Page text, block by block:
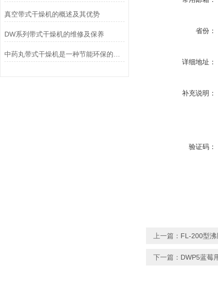
真空带式干燥机的概述及其优势
DW系列带式干燥机的维修及保养 省份：
详细地址：
补充说明：
验证码：
上一篇： FL-200型
下一篇： DWP5蓝莓